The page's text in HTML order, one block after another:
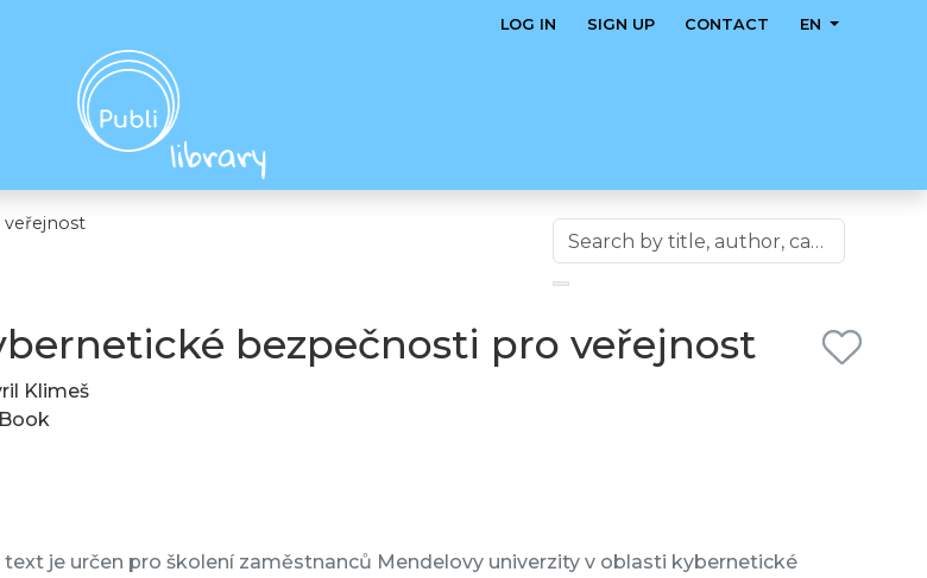
LOG IN SIGN UP CONTACT EN
bezpečnosti pro veřejnost
Klimeš
je určen pro školení zaměstnanců Mendelovy univerzity v oblasti kybernetické